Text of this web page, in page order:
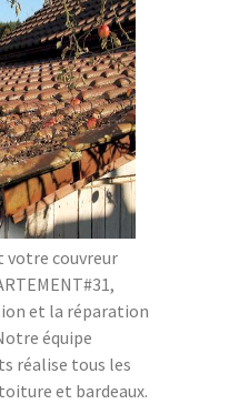
votre couvreur
et la réparation
équipe
réalise tous les
et bardeaux.